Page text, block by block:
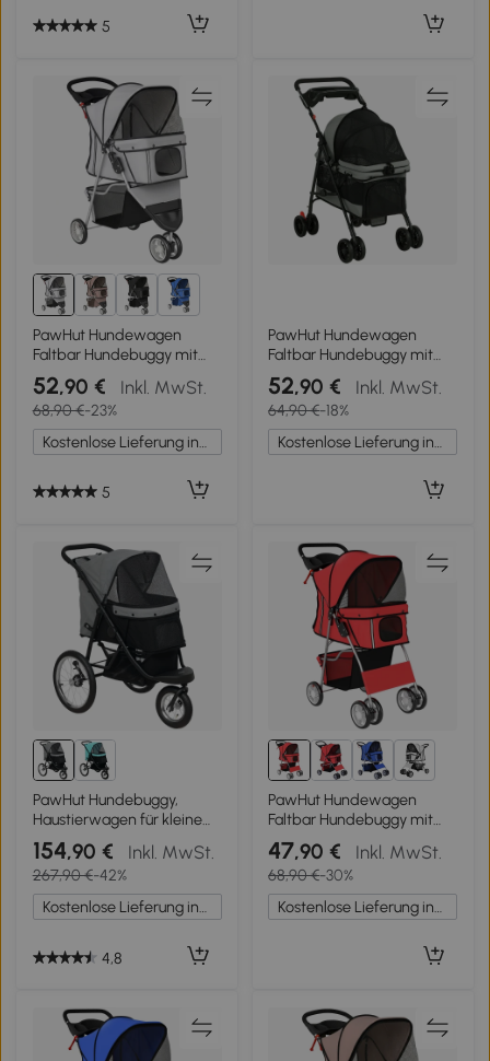
5
1+
PawHut Hundewagen
Faltbar Hundebuggy mit
Aufbewahrungskorb Kissen
Netzfenster Getränkehalter
für kleine Hunde bis 10kg
Grau
52,90 € Inkl. MwSt.
68,90 €-23%
Kostenlose Lieferung innerhalb Deutschlands
5
PawHut Hundewagen
Faltbar Hundebuggy mit
Kissen Netzfenstern
Getränkehalter 360°
drehbare Räder für kleine
Hunde bis 10kg Grau
52,90 € Inkl. MwSt.
64,90 €-18%
Kostenlose Lieferung innerhalb Deutschlands
PawHut Hundebuggy,
Haustierwagen für kleine
Hunde und Katzen, mit
Aufbewahrungskorb, Ein-
Klick-Faltdesign, Grau
154,90 € Inkl. MwSt.
267,90 €-42%
Kostenlose Lieferung innerhalb Deutschlands
4,8
1+
PawHut Hundewagen
Faltbar Hundebuggy mit
Reflektorstreif
Aufbewahrungskorb Kissen
für kleine Hunde bis 10 kg
77x44x102cm Rot
47,90 € Inkl. MwSt.
68,90 €-30%
Kostenlose Lieferung innerhalb Deutschlands